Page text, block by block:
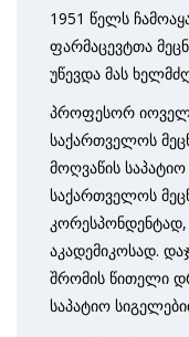
1951 წელს
ფარმაცევტთა
უწევდა მას
პროფესორ იოველ
საქართველოს
მოღვაწის
საქართველოს
აკადემიკოსად.
შრომის წითელი
საპატიო